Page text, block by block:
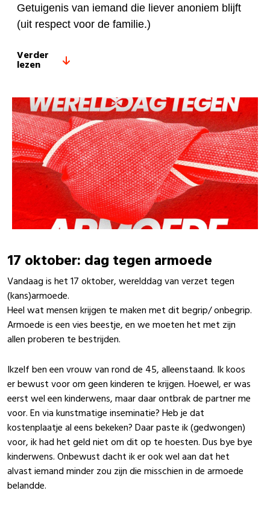
Getuigenis van iemand die liever anoniem blijft
(uit respect voor de familie.)
Verder
lezen
17 oktober: dag tegen armoede
Vandaag is het 17 oktober, werelddag van verzet tegen
(kans)armoede.
Heel wat mensen krijgen te maken met dit begrip/ onbegrip.
Armoede is een vies beestje, en we moeten het met zijn
allen proberen te bestrijden.
Ikzelf ben een vrouw van rond de 45, alleenstaand. Ik koos
er bewust voor om geen kinderen te krijgen. Hoewel, er was
eerst wel een kinderwens, maar daar ontbrak de partner me
voor. En via kunstmatige inseminatie? Heb je dat
kostenplaatje al eens bekeken? Daar paste ik (gedwongen)
voor, ik had het geld niet om dit op te hoesten. Dus bye bye
kinderwens. Onbewust dacht ik er ook wel aan dat het
alvast iemand minder zou zijn die misschien in de armoede
belandde.